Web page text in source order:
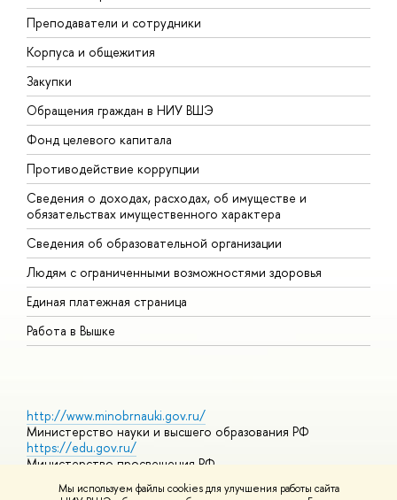
Мы используем файлы cookies для улучшения работы сайта
Преподаватели и сотрудники
Корпуса и общежития
Закупки
Обращения граждан в НИУ ВШЭ
Фонд целевого капитала
Противодействие коррупции
Сведения о доходах, расходах, об имуществе и
обязательствах имущественного характера
Сведения об образовательной организации
Людям с ограниченными возможностями здоровья
Единая платежная страница
Работа в Вышке
http://www.minobrnauki.gov.ru/
Министерство науки и высшего образования РФ
https://edu.gov.ru/
Министерство просвещения РФ
https://elearning.hse.ru/mooc
Массовые открытые онлайн-курсы